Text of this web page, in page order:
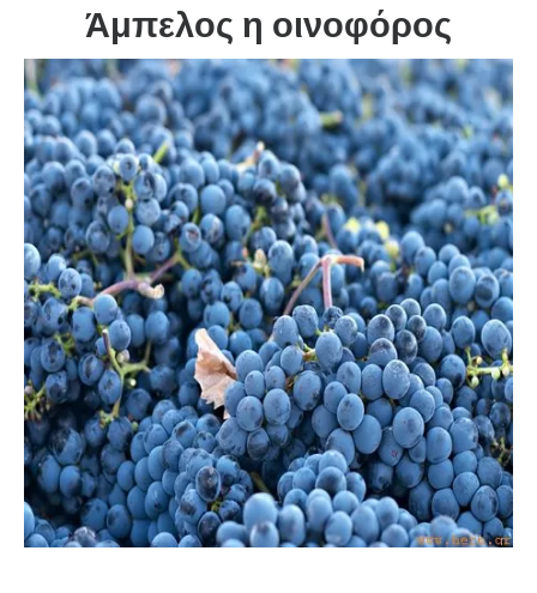
Άμπελος η οινοφόρος